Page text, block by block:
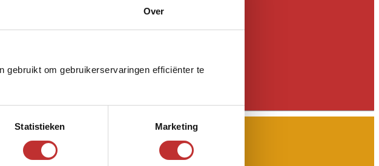
Over
gebruikt om gebruikerservaringen efficiënter te
Statistieken Marketing